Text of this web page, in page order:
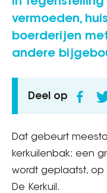
vermoeden,
boerderijen
andere
Deel op
Dat gebeurt
kerkuilenbak: een
wordt geplaatst, op
De Kerkuil.